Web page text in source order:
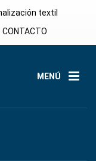
textil
CONTACTO
MENÚ